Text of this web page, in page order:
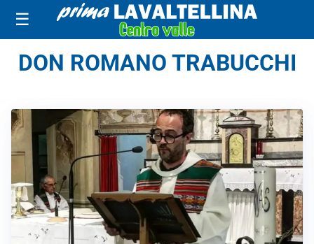
☰
DON ROMANO TRABUCCHI